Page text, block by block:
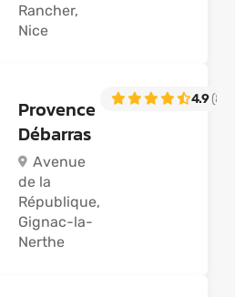
Rancher,
Nice
Provence
Débarras
Avenue
de la
République,
Gignac-la-
Nerthe
4.9(88)